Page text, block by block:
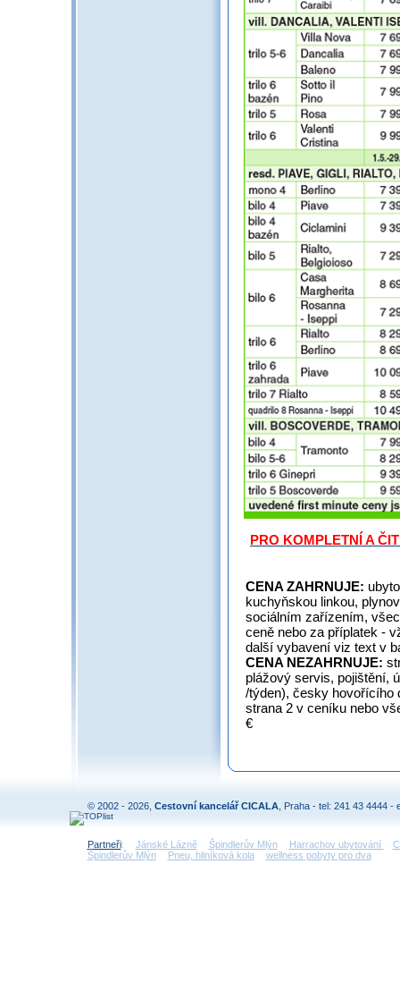
PRO KOMPLETNÍ A
CENA ZAHRNUJE:
kuchyňskou linkou,
sociálním zařízením,
ceně nebo za příplatek -
další vybavení viz text v
CENA NEZAHRNUJE:
plážový servis, pojištění,
/týden), česky hovořícího
strana 2 v ceníku nebo
€
© 2002 - 2026, Cestovní kancelář CICALA , Praha - tel: 241 43 4444 -
Partneři: Jánské Lázně Špindlerův Mlýn Harrachov ubytování
Špindlerův Mlýn
Pneu, hliníková kola wellness pobyty pro dva